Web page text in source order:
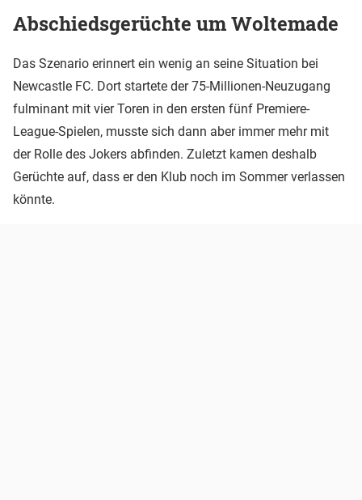
Abschiedsgerüchte um Woltemade
Das Szenario erinnert ein wenig an seine Situation bei
Newcastle FC. Dort startete der 75-Millionen-Neuzugang
fulminant mit vier Toren in den ersten fünf Premiere-
League-Spielen, musste sich dann aber immer mehr mit
der Rolle des Jokers abfinden. Zuletzt kamen deshalb
Gerüchte auf, dass er den Klub noch im Sommer verlassen
könnte.